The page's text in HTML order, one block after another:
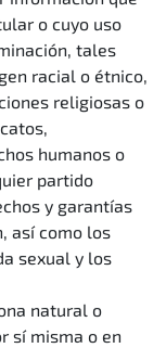
o cuyo uso
tales
racial o étnico,
religiosas o
humanos o
partido
y garantías
así como los
sexual y los
natural o
sí misma o en